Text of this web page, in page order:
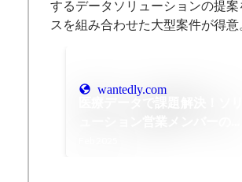
するデータソリューションの提
スを組み合わせた大型案件が得意
wantedly.com